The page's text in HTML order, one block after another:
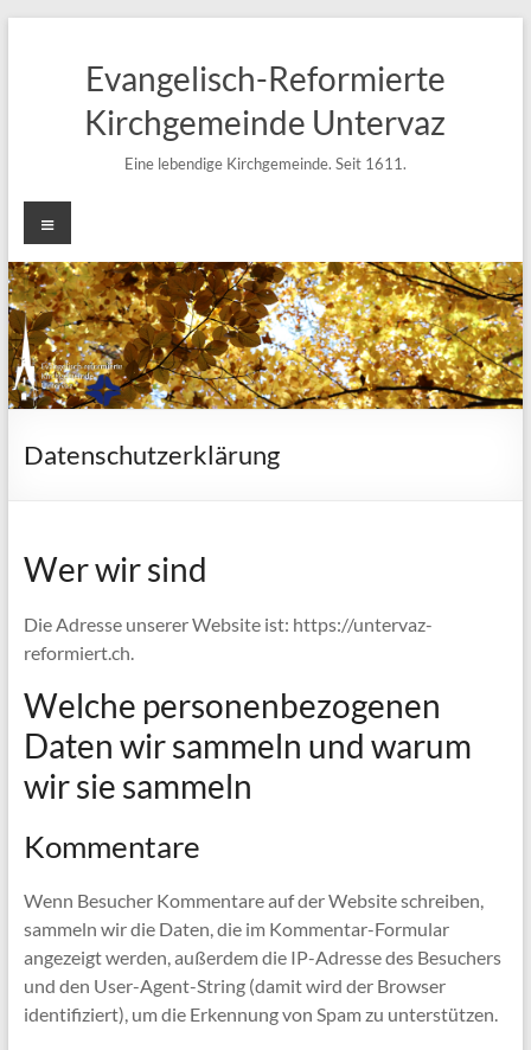
Evangelisch-Reformierte
Kirchgemeinde Untervaz
Eine lebendige Kirchgemeinde. Seit 1611.
Menü
Datenschutzerklärung
Wer wir sind
Die Adresse unserer Website ist: https://untervaz-
reformiert.ch.
Welche personenbezogenen
Daten wir sammeln und warum
wir sie sammeln
Kommentare
Wenn Besucher Kommentare auf der Website schreiben,
sammeln wir die Daten, die im Kommentar-Formular
angezeigt werden, außerdem die IP-Adresse des Besuchers
und den User-Agent-String (damit wird der Browser
identifiziert), um die Erkennung von Spam zu unterstützen.